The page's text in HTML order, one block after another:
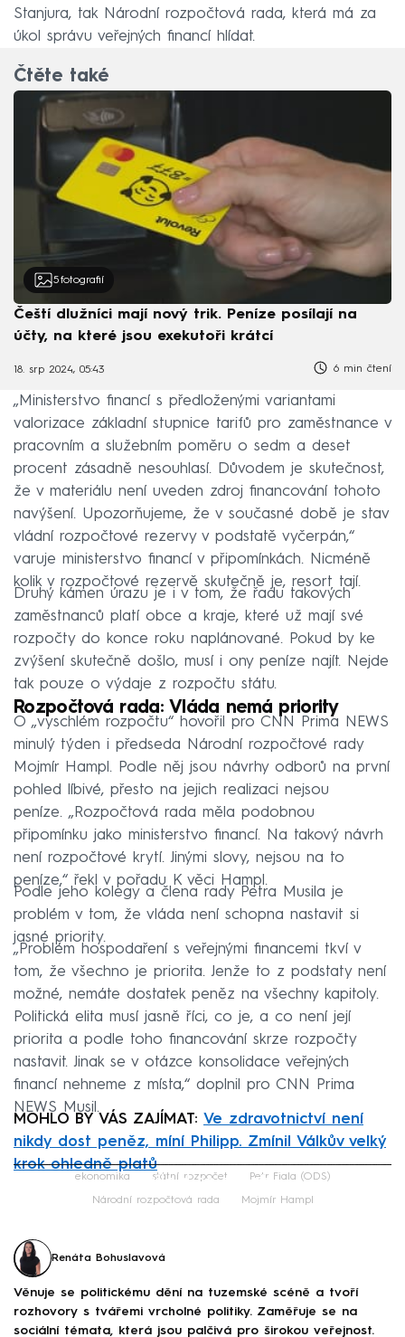
Stanjura, tak Národní rozpočtová rada, která má za
úkol správu veřejných financí hlídat.
Čtěte také
5 fotografií
Čeští dlužníci mají nový trik. Peníze posílají na
účty, na které jsou exekutoři krátcí
18. srp 2024, 05:43 6 min čtení
„Ministerstvo financí s předloženými variantami
valorizace základní stupnice tarifů pro zaměstnance v
pracovním a služebním poměru o sedm a deset
procent zásadně nesouhlasí. Důvodem je skutečnost,
že v materiálu není uveden zdroj financování tohoto
navýšení. Upozorňujeme, že v současné době je stav
vládní rozpočtové rezervy v podstatě vyčerpán,“
varuje ministerstvo financí v připomínkách. Nicméně
kolik v rozpočtové rezervě skutečně je, resort tají.
Druhý kámen úrazu je i v tom, že řadu takových
zaměstnanců platí obce a kraje, které už mají své
rozpočty do konce roku naplánované. Pokud by ke
zvýšení skutečně došlo, musí i ony peníze najít. Nejde
tak pouze o výdaje z rozpočtu státu.
Rozpočtová rada: Vláda nemá priority
O „vyschlém rozpočtu“ hovořil pro CNN Prima NEWS
minulý týden i předseda Národní rozpočtové rady
Mojmír Hampl. Podle něj jsou návrhy odborů na první
pohled líbivé, přesto na jejich realizaci nejsou
peníze. „Rozpočtová rada měla podobnou
připomínku jako ministerstvo financí. Na takový návrh
není rozpočtové krytí. Jinými slovy, nejsou na to
peníze,“ řekl v pořadu K věci Hampl.
Podle jeho kolegy a člena rady Petra Musila je
problém v tom, že vláda není schopna nastavit si
jasné priority.
„Problém hospodaření s veřejnými financemi tkví v
tom, že všechno je priorita. Jenže to z podstaty není
možné, nemáte dostatek peněz na všechny kapitoly.
Politická elita musí jasně říci, co je, a co není její
priorita a podle toho financování skrze rozpočty
nastavit. Jinak se v otázce konsolidace veřejných
financí nehneme z místa,“ doplnil pro CNN Prima
NEWS Musil.
MOHLO BY VÁS ZAJÍMAT: Ve zdravotnictví není
nikdy dost peněz, míní Philipp. Zmínil Válkův velký
krok ohledně platů
Failed to fetch
ekonomika státní rozpočet Petr Fiala (ODS)
Národní rozpočtová rada Mojmír Hampl
Renáta Bohuslavová
Věnuje se politickému dění na tuzemské scéně a tvoří
rozhovory s tvářemi vrcholné politiky. Zaměřuje se na
sociální témata, která jsou palčivá pro širokou veřejnost.